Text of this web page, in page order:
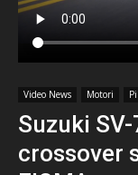
Video News Motori
Suzuki
crossover